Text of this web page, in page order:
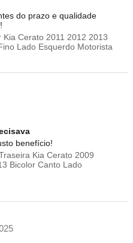
do prazo e qualidade
Kia Cerato 2011 2012 2013
Lado Esquerdo Motorista
benefício!
Kia Cerato 2009
Bicolor Canto Lado